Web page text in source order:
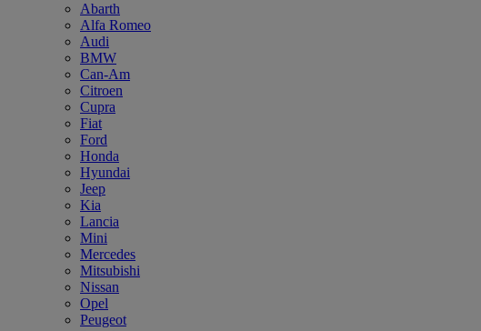
Abarth
Alfa Romeo
Audi
BMW
Can-Am
Citroen
Cupra
Fiat
Ford
Honda
Hyundai
Jeep
Kia
Lancia
Mini
Mercedes
Mitsubishi
Nissan
Opel
Peugeot